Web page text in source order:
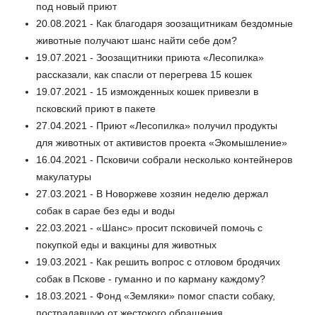
под новый приют
20.08.2021 - Как благодаря зоозащитникам бездомные
животные получают шанс найти себе дом?
19.07.2021 - Зоозащитники приюта «Лесопилка»
рассказали, как спасли от перегрева 15 кошек
19.07.2021 - 15 изможденных кошек привезли в
псковский приют в пакете
27.04.2021 - Приют «Лесопилка» получил продукты
для животных от активистов проекта «Экомышление»
16.04.2021 - Псковичи собрали несколько контейнеров
макулатуры
27.03.2021 - В Новоржеве хозяин неделю держал
собак в сарае без еды и воды
22.03.2021 - «Шанс» просит псковичей помочь с
покупкой еды и вакцины для животных
19.03.2021 - Как решить вопрос с отловом бродячих
собак в Пскове - гуманно и по карману каждому?
18.03.2021 - Фонд «Земляки» помог спасти собаку,